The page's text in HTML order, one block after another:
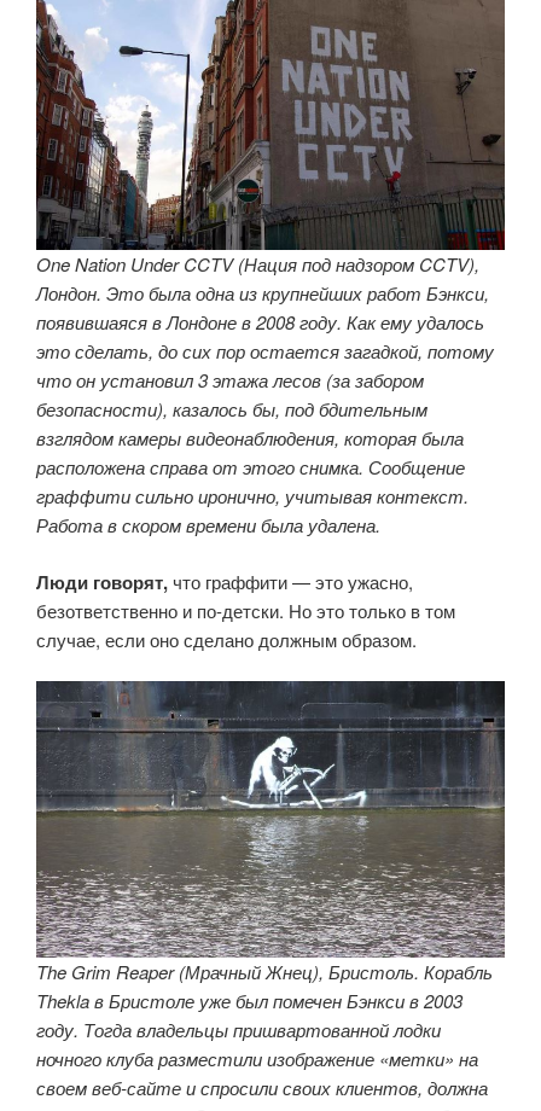
One Nation Under CCTV (Нация под надзором CCTV),
Лондон. Это была одна из крупнейших работ Бэнкси,
появившаяся в Лондоне в 2008 году. Как ему удалось
это сделать, до сих пор остается загадкой, потому
что он установил 3 этажа лесов (за забором
безопасности), казалось бы, под бдительным
взглядом камеры видеонаблюдения, которая была
расположена справа от этого снимка. Сообщение
граффити сильно иронично, учитывая контекст.
Работа в скором времени была удалена.
Люди говорят, что граффити — это ужасно,
безответственно и по-детски. Но это только в том
случае, если оно сделано должным образом.
The Grim Reaper (Мрачный Жнец), Бристоль. Корабль
Thekla в Бристоле уже был помечен Бэнкси в 2003
году. Тогда владельцы пришвартованной лодки
ночного клуба разместили изображение «метки» на
своем веб-сайте и спросили своих клиентов, должна